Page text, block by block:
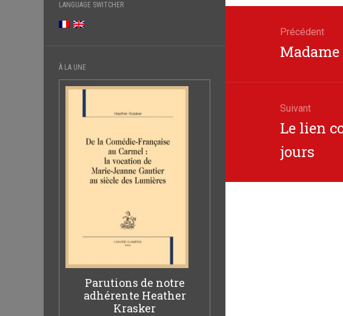
LANGUAGE SWITCHER
À LA UNE
Parutions de notre
adhérente Heather
Krasker
l’article
Précédent
Article
Madame
Suivant
Article
Le lien
jours